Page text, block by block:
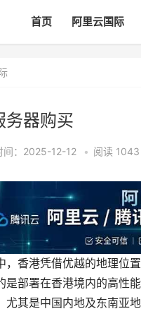
首页 阿里云国际
务器购买
间：2025-12-12 • 阅读 1043
，香港凭借优越的地理位
是部署在香港境内的高性
尤其是中国内地及东南亚